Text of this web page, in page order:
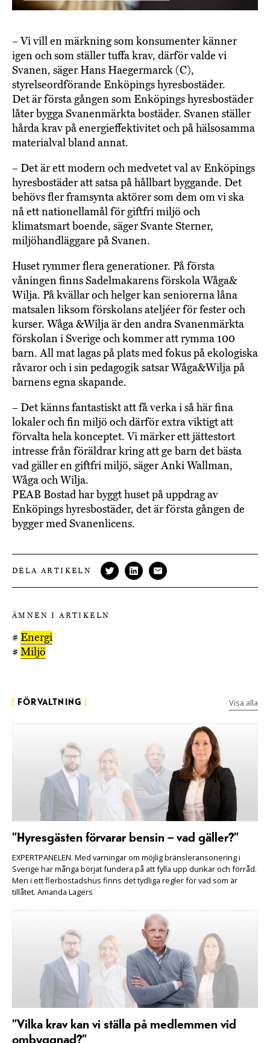
– Vi vill en märkning som konsumenter känner
igen och som ställer tuffa krav, därför valde vi
Svanen, säger Hans Haegermarck (C),
styrelseordförande Enköpings hyresbostäder.
Det är första gången som Enköpings hyresbostäder
låter bygga Svanenmärkta bostäder. Svanen ställer
hårda krav på energieffektivitet och på hälsosamma
materialval bland annat.
– Det är ett modern och medvetet val av Enköpings
hyresbostäder att satsa på hållbart byggande. Det
behövs fler framsynta aktörer som dem om vi ska
nå ett nationellamål för giftfri miljö och
klimatsmart boende, säger Svante Sterner,
miljöhandläggare på Svanen.
Huset rymmer flera generationer. På första
våningen finns Sadelmakarens förskola Wåga&
Wilja. På kvällar och helger kan seniorerna låna
matsalen liksom förskolans ateljéer för fester och
kurser. Wåga &Wilja är den andra Svanenmärkta
förskolan i Sverige och kommer att rymma 100
barn. All mat lagas på plats med fokus på ekologiska
råvaror och i sin pedagogik satsar Wåga&Wilja på
barnens egna skapande.
– Det känns fantastiskt att få verka i så här fina
lokaler och fin miljö och därför extra viktigt att
förvalta hela konceptet. Vi märker ett jättestort
intresse från föräldrar kring att ge barn det bästa
vad gäller en giftfri miljö, säger Anki Wallman,
Wåga och Wilja.
PEAB Bostad har byggt huset på uppdrag av
Enköpings hyresbostäder, det är första gången de
bygger med Svanenlicens.
DELA ARTIKELN
ÄMNEN I ARTIKELN
# Energi
# Miljö
FÖRVALTNING Visa alla
”Hyresgästen förvarar bensin – vad gäller?”
EXPERTPANELEN. Med varningar om möjlig bränsleransonering i
Sverige har många börjat fundera på att fylla upp dunkar och förråd.
Men i ett flerbostadshus finns det tydliga regler för vad som är
tillåtet. Amanda Lagers
”Vilka krav kan vi ställa på medlemmen vid
ombyggnad?”